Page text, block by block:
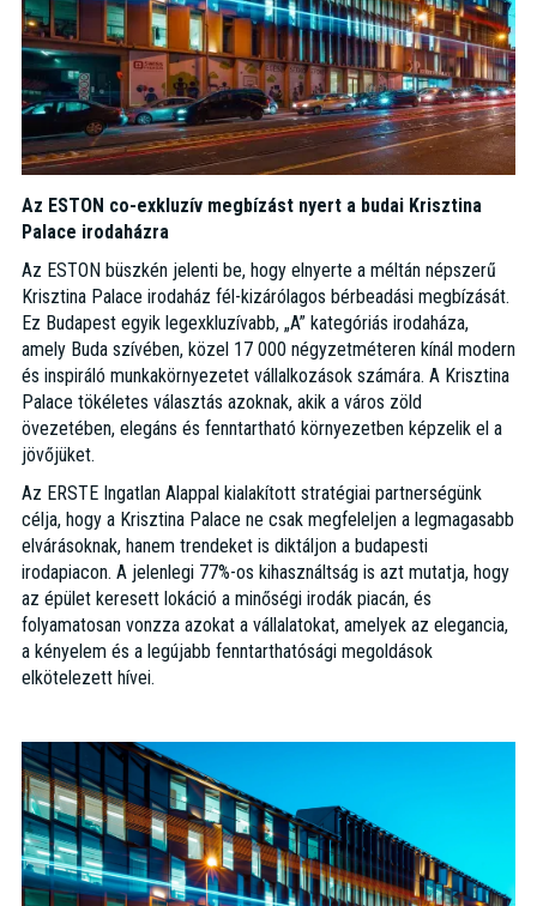
Az ESTON co-exkluzív megbízást nyert a budai Krisztina
Palace irodaházra
Az ESTON büszkén jelenti be, hogy elnyerte a méltán népszerű
Krisztina Palace irodaház fél-kizárólagos bérbeadási megbízását.
Ez Budapest egyik legexkluzívabb, „A” kategóriás irodaháza,
amely Buda szívében, közel 17 000 négyzetméteren kínál modern
és inspiráló munkakörnyezetet vállalkozások számára. A Krisztina
Palace tökéletes választás azoknak, akik a város zöld
övezetében, elegáns és fenntartható környezetben képzelik el a
jövőjüket.
Az ERSTE Ingatlan Alappal kialakított stratégiai partnerségünk
célja, hogy a Krisztina Palace ne csak megfeleljen a legmagasabb
elvárásoknak, hanem trendeket is diktáljon a budapesti
irodapiacon. A jelenlegi 77%-os kihasználtság is azt mutatja, hogy
az épület keresett lokáció a minőségi irodák piacán, és
folyamatosan vonzza azokat a vállalatokat, amelyek az elegancia,
a kényelem és a legújabb fenntarthatósági megoldások
elkötelezett hívei.